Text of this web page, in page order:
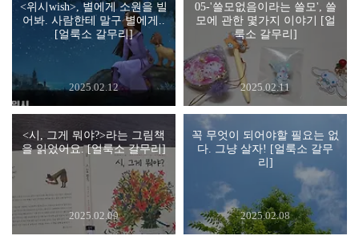
<위시wish>, 별에게 소원을 빌
어봐. 사람한테 말구 별에게..
[얼룩소 갈무리]
2025.02.12
05-'쓸모없음이라는 쓸모', 쓸
모에 관한 몇가지 이야기 [얼
룩소 갈무리]
2025.02.11
<시, 그게 뭐야?>라는 그림책
을 읽었어요. [얼룩소 갈무리]
2025.02.09
꼭 무엇이 되어야할 필요는 없
다. 그냥 살자! [얼룩소 갈무
리]
2025.02.08